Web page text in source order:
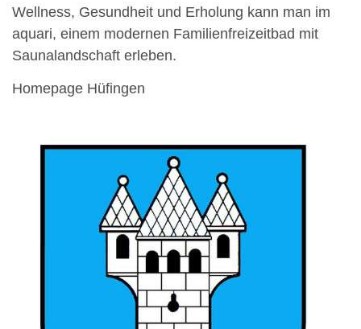
Wellness, Gesundheit und Erholung kann man im
aquari, einem modernen Familienfreizeitbad mit
Saunalandschaft erleben.
Homepage Hüfingen